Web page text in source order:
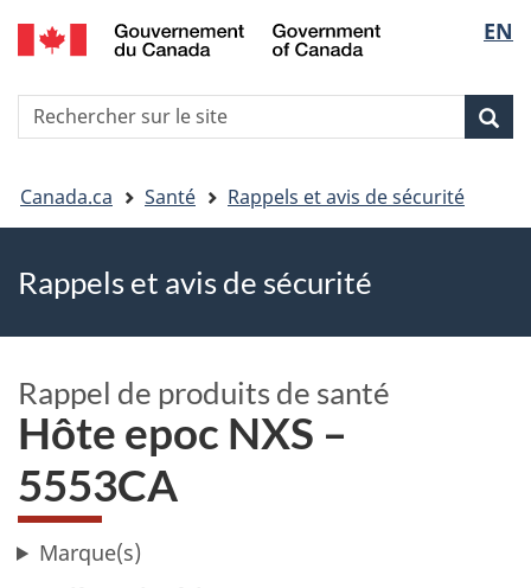
Skip
to
Skip
to
Passer
à
HTML
de
la
EN
Recherche
Vous
êtes
ici
Canada.ca Santé Rappels et avis de sécurité
Rappels et avis de sécurité
Rappel de produits de santé
Hôte epoc NXS –
5553CA
Marque(s)